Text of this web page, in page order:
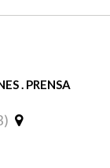
. PRENSA